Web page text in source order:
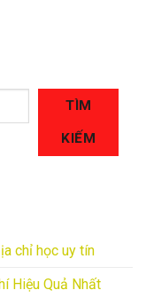
TÌM
KIẾM
chỉ học uy tín
Hiệu Quả Nhất